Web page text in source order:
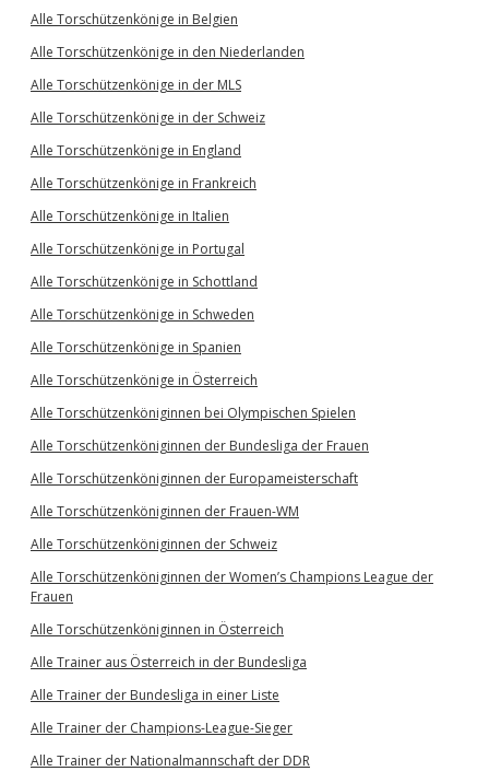
Alle Torschützenkönige in Belgien
Alle Torschützenkönige in den Niederlanden
Alle Torschützenkönige in der MLS
Alle Torschützenkönige in der Schweiz
Alle Torschützenkönige in England
Alle Torschützenkönige in Frankreich
Alle Torschützenkönige in Italien
Alle Torschützenkönige in Portugal
Alle Torschützenkönige in Schottland
Alle Torschützenkönige in Schweden
Alle Torschützenkönige in Spanien
Alle Torschützenkönige in Österreich
Alle Torschützenköniginnen bei Olympischen Spielen
Alle Torschützenköniginnen der Bundesliga der Frauen
Alle Torschützenköniginnen der Europameisterschaft
Alle Torschützenköniginnen der Frauen-WM
Alle Torschützenköniginnen der Schweiz
Alle Torschützenköniginnen der Women’s Champions League der
Frauen
Alle Torschützenköniginnen in Österreich
Alle Trainer aus Österreich in der Bundesliga
Alle Trainer der Bundesliga in einer Liste
Alle Trainer der Champions-League-Sieger
Alle Trainer der Nationalmannschaft der DDR